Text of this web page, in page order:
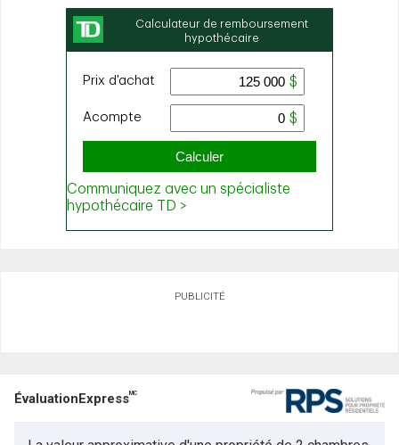
PUBLICITÉ
ÉvaluationExpressMC